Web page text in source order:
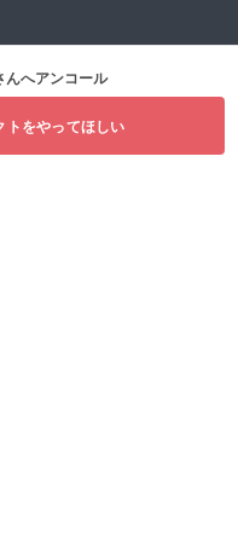
んへアンコール
トをやってほしい